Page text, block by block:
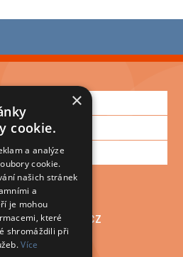
430 571
×
cookie.
a analýze
cookie.
našich stránek
a
je mohou
které
shromáždili při
Více